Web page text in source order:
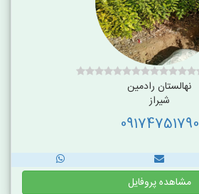
نهالستان رادمین
شیراز
09174751790
مشاهده پروفایل